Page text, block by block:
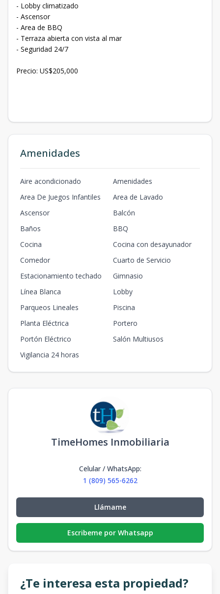
- Lobby climatizado
- Ascensor
- Area de BBQ
- Terraza abierta con vista al mar
- Seguridad 24/7
Precio: US$205,000
Amenidades
Aire acondicionado
Amenidades
Area De Juegos Infantiles
Area de Lavado
Ascensor
Balcón
Baños
BBQ
Cocina
Cocina con desayunador
Comedor
Cuarto de Servicio
Estacionamiento techado
Gimnasio
Línea Blanca
Lobby
Parqueos Lineales
Piscina
Planta Eléctrica
Portero
Portón Eléctrico
Salón Multiusos
Vigilancia 24 horas
TimeHomes Inmobiliaria
Celular / WhatsApp:
1 (809) 565-6262
Llámame
Escribeme por Whatsapp
¿Te interesa esta propiedad?